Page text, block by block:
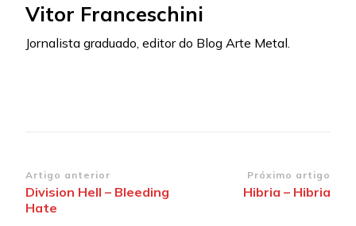
Vitor Franceschini
Jornalista graduado, editor do Blog Arte Metal.
Navegação
de
Artigo anterior
Division Hell – Bleeding
Hate
Próximo artigo
Hibria – Hibria